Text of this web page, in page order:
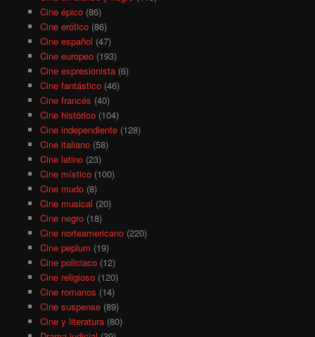
Cine épico(86)
Cine erótico(86)
Cine español (47)
Cine europeo(193)
Cine expresionista(6)
Cine fantástico(46)
Cine francés (40)
Cine histórico(104)
Cine independiente(128)
Cine italiano(58)
Cine latino(23)
Cine místico(100)
Cine mudo(8)
Cine musical (20)
Cine negro(18)
Cine norteamericano(220)
Cine peplum (19)
Cine policiaco(12)
Cine religioso(120)
Cine romanos (14)
Cine suspense(89)
Cine y literatura(80)